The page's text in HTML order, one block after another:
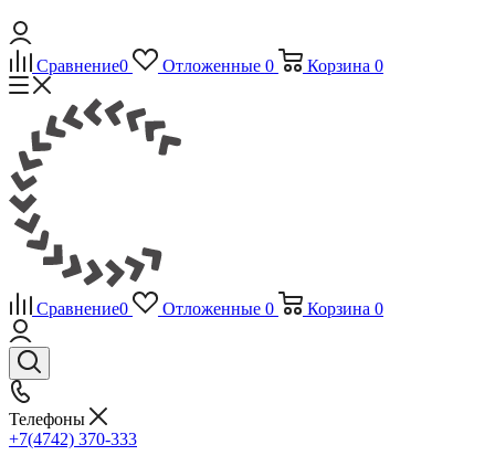
Сравнение0 Отложенные 0 Корзина 0
Сравнение0 Отложенные 0 Корзина 0
Телефоны
+7(4742) 370-333